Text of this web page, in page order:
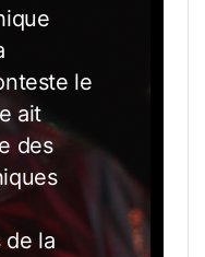
le
ait
des
de la